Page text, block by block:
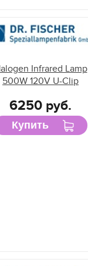
Infrared Lamp
500W 120V U-Clip
6250 руб.
Купить